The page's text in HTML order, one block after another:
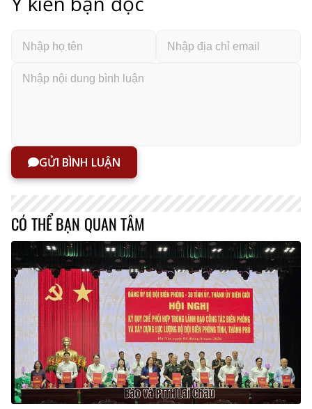
GỬI BÌNH LUẬN
CÓ THỂ BẠN QUAN TÂM